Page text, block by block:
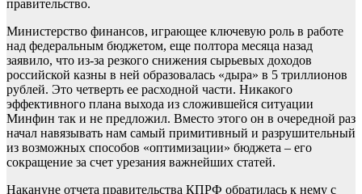
правительство.
Министерство финансов, играющее ключевую роль в работе
над федеральным бюджетом, еще полтора месяца назад
заявило, что из-за резкого снижения сырьевых доходов
российской казны в ней образовалась «дыра» в 5 триллионов
рублей. Это четверть ее расходной части. Никакого
эффективного плана выхода из сложившейся ситуации
Минфин так и не предложил. Вместо этого он в очередной раз
начал навязывать нам самый примитивный и разрушительный
из возможных способов «оптимизации» бюджета – его
сокращение за счет урезания важнейших статей.
Накануне отчета правительства КПРФ обратилась к нему с